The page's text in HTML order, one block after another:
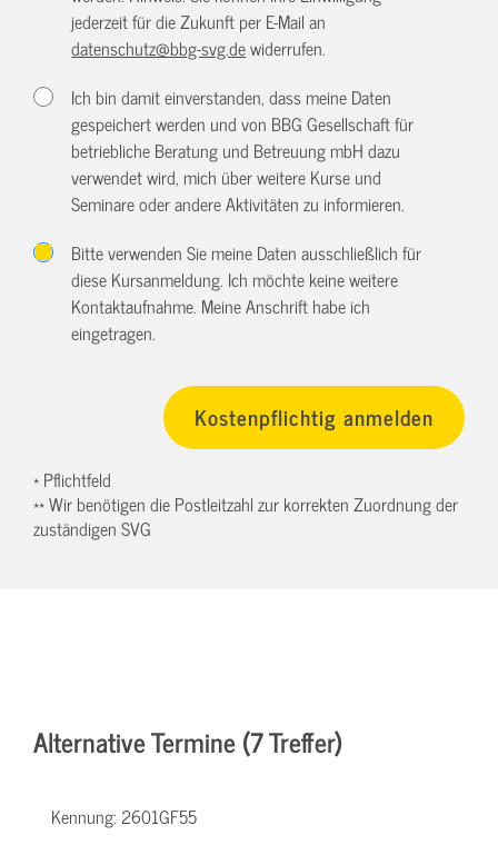
jederzeit für die Zukunft per E-Mail an
datenschutz@bbg-svg.dewiderrufen.
Ich bin damit einverstanden, dass meine Daten
gespeichert werden und von BBG Gesellschaft für
betriebliche Beratung und Betreuung mbH dazu
verwendet wird, mich über weitere Kurse und
Seminare oder andere Aktivitäten zu informieren.
Bitte verwenden Sie meine Daten ausschließlich für
diese Kursanmeldung. Ich möchte keine weitere
Kontaktaufnahme. Meine Anschrift habe ich
eingetragen.
* Pflichtfeld
** Wir benötigen die Postleitzahl zur korrekten Zuordnung der
zuständigen SVG
Alternative Termine (7 Treffer)
Kennung:2601GF55